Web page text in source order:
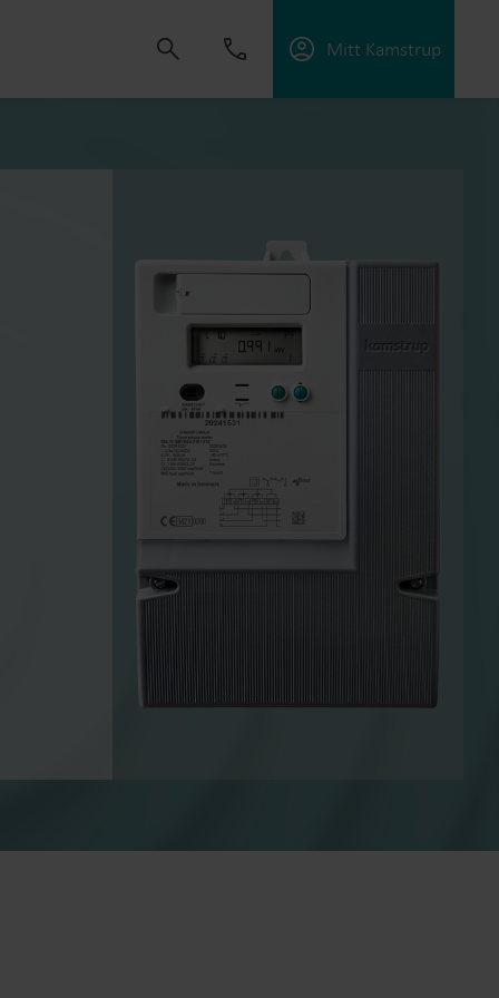
Mitt Kamstrup
lösningar som gör det möjligt för våra
energieffektivitet och hantera elektrifiering.
Avancerade lösningar för
noggrann mätning av el och